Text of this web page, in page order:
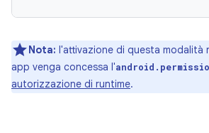
Nota: l'attivazione di questa modalità
app venga concessa l'
autorizzazione di runtime.